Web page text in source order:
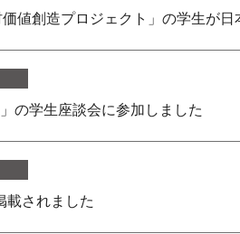
値創造プロジェクト」の学生が日
の学生座談会に参加しました
載されました